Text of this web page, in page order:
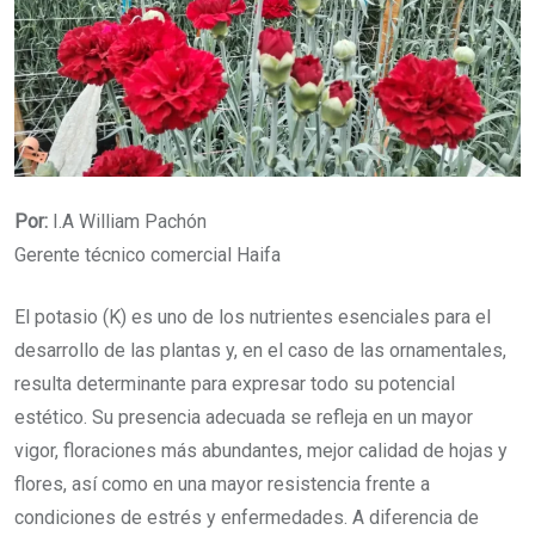
Por: I.A William Pachón
Gerente técnico comercial Haifa
El potasio (K) es uno de los nutrientes esenciales para el
desarrollo de las plantas y, en el caso de las ornamentales,
resulta determinante para expresar todo su potencial
estético. Su presencia adecuada se refleja en un mayor
vigor, floraciones más abundantes, mejor calidad de hojas y
flores, así como en una mayor resistencia frente a
condiciones de estrés y enfermedades. A diferencia de